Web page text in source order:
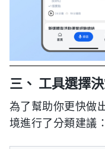
三、 工具選擇
為了幫助你更快做
境進行了分類建議：